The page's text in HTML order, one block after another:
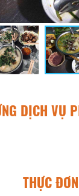
DỊCH VỤ
THỰC ĐƠN